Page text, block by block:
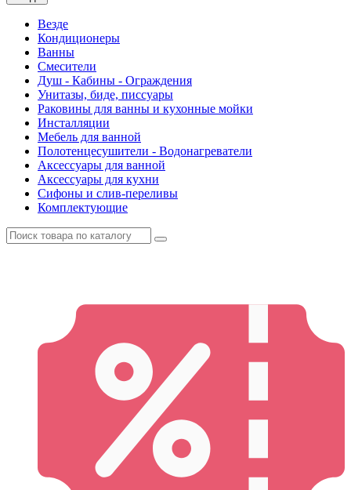
Везде
Кондиционеры
Ванны
Смесители
Душ - Кабины - Ограждения
Унитазы, биде, писсуары
Раковины для ванны и кухонные мойки
Инсталляции
Мебель для ванной
Полотенцесушители - Водонагреватели
Аксессуары для ванной
Аксессуары для кухни
Сифоны и слив-переливы
Комплектующие